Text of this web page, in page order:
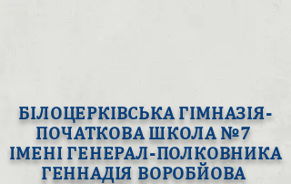
БІЛОЦЕРКІВСЬКА ГІМНАЗІЯ-
ПОЧАТКОВА ШКОЛА №7
ІМЕНІ ГЕНЕРАЛ-ПОЛКОВНИКА
ГЕННАДІЯ ВОРОБЙОВА